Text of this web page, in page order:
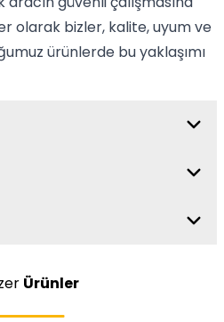
olarak bizler, kalite, uyum ve
ürünlerde bu yaklaşımı
Ürünler